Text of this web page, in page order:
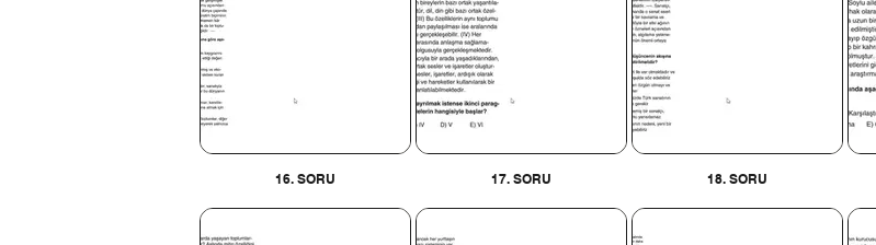
16. SORU 17. SORU 18. SORU